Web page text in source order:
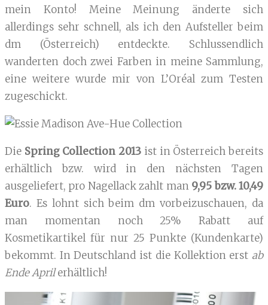
mein Konto! Meine Meinung änderte sich
allerdings sehr schnell, als ich den Aufsteller beim
dm (Österreich) entdeckte. Schlussendlich
wanderten doch zwei Farben in meine Sammlung,
eine weitere wurde mir von L’Oréal zum Testen
zugeschickt.
Die Spring Collection 2013 ist in Österreich bereits
erhältlich bzw. wird in den nächsten Tagen
ausgeliefert, pro Nagellack zahlt man 9,95 bzw. 10,49
Euro. Es lohnt sich beim dm vorbeizuschauen, da
man momentan noch 25% Rabatt auf
Kosmetikartikel für nur 25 Punkte (Kundenkarte)
bekommt. In Deutschland ist die Kollektion erst ab
Ende Aprilerhältlich!